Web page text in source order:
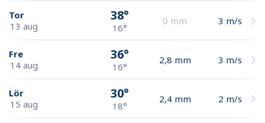
Tor
13 aug
38°
16°
0 mm 3 m/s
Fre
14 aug
36°
16°
2,8 mm 3 m/s
Lör
15 aug
30°
18°
2,4 mm 2 m/s